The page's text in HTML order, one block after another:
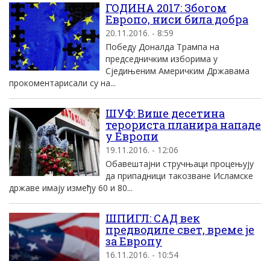
ГОДИНА 2017: Збогом
Европо, ниси била добра
20.11.2016. - 8:59
Победу Доналда Трампа на
председничким изборима у
Сједињеним Америчким Државама
прокоментарисали су на...
ШУФ: Више десетина
терориста планира нападе
у Европи
19.11.2016. - 12:06
Обавештајни стручњаци процењују
да припадници такозване Исламске
државе имају између 60 и 80...
ШПИГЛ: САД век
предводиле свет, време је
за Европу
16.11.2016. - 10:54